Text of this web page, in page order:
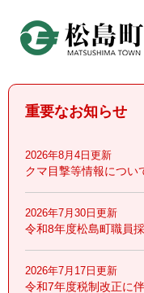
頭
重要なお知らせ
2026年8月4日更新
クマ目撃等情報につい
2026年7月30日更新
令和8年度松島町職員
2026年7月17日更新
令和7年度税制改正に